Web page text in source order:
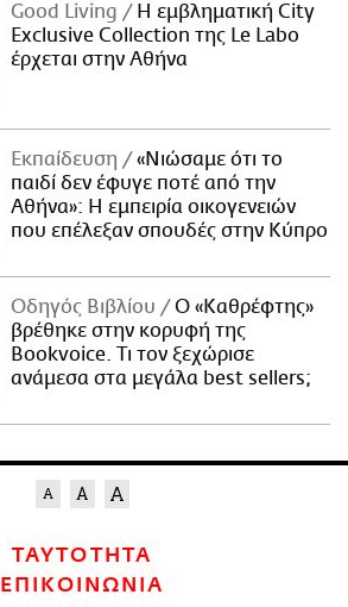
Good Living
Η εμβληματική City
Exclusive Collection της Le Labo
έρχεται στην Αθήνα
Εκπαίδευση
«Νιώσαμε ότι το
παιδί δεν έφυγε ποτέ από την
Αθήνα»: Η εμπειρία οικογενειών
που επέλεξαν σπουδές στην Κύπρο
Οδηγός Βιβλίου
Ο «Καθρέφτης»
βρέθηκε στην κορυφή της
Bookvoice. Τι τον ξεχώρισε
ανάμεσα στα μεγάλα best sellers;
ΤΑΥΤΟΤΗΤΑ
ΕΠΙΚΟΙΝΩΝΙΑ